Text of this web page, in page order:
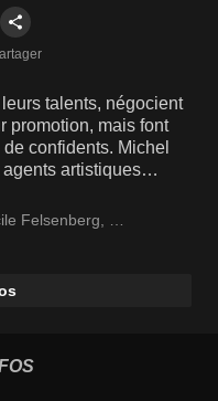
talents, négocient
promotion, mais font
confidents. Michel
artistiques
Besnehard,
Gabard, Fanny
Schamis et
Felsenberg